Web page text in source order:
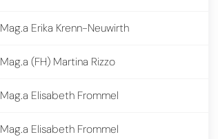
Mag.a Erika Krenn-Neuwirth
Mag.a (FH) Martina Rizzo
Mag.a Elisabeth Frommel
Mag.a Elisabeth Frommel